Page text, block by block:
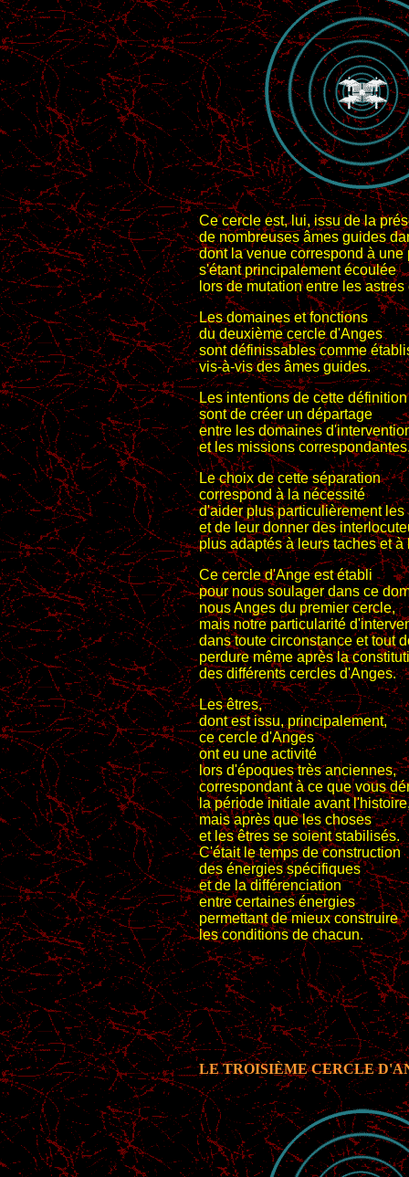
Ce cercle est, lui, issu de la
de nombreuses âmes guides
dont la venue correspond à une
s'étant principalement écoulée
lors de mutation entre les astres
Les domaines et fonctions
du deuxième cercle d'Anges
sont définissables comme
vis-à-vis des âmes guides.
Les intentions de cette définition
sont de créer un départage
entre les domaines
et les missions
Le choix de cette séparation
correspond à la nécessité
d'aider plus particulièrement les
et de leur donner des
plus adaptés à leurs taches et à
Ce cercle d'Ange est établi
pour nous soulager dans ce
nous Anges du premier cercle,
mais notre particularité
dans toute circonstance et tout
perdure même après la
des différents cercles d'Anges.
Les êtres,
dont est issu, principalement,
ce cercle d'Anges
ont eu une activité
lors d'époques très anciennes,
correspondant à ce que vous
la période initiale avant
mais après que les choses
et les êtres se soient stabilisés.
C'était le temps de construction
des énergies spécifiques
et de la différenciation
entre certaines énergies
permettant de mieux construire
les conditions de chacun.
LE TROISIÈME CERCLE